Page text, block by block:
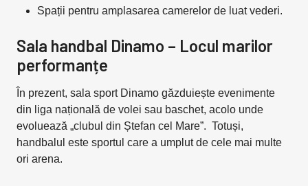
Spații pentru amplasarea camerelor de luat vederi.
Sala handbal Dinamo – Locul marilor
performanțe
În prezent, sala sport Dinamo găzduiește evenimente
din liga națională de volei sau baschet, acolo unde
evoluează „clubul din Ștefan cel Mare”. Totuși,
handbalul este sportul care a umplut de cele mai multe
ori arena.